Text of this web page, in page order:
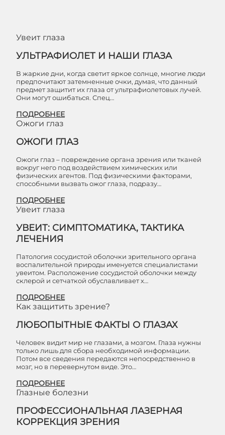
Увеит глаза
УЛЬТРАФИОЛЕТ И НАШИ ГЛАЗА
В жаркие дни, когда светит яркое солнце, многие люди
предпочитают затемненные очки, думая, что данный
предмет защитит их глаза от ультрафиолетовых лучей.
Они могут ошибаться. Спец…
ПОДРОБНЕЕ
Ожоги глаз
ОЖОГИ ГЛАЗ
Ожоги глаз – повреждение органа зрения или тканей
вокруг него под воздействием химических или
физических агентов. Под физическими факторами,
способными вызвать ожог глаза, подразу…
ПОДРОБНЕЕ
Увеит глаза
УВЕИТ: СИМПТОМАТИКА, ТАКТИКА
ЛЕЧЕНИЯ
Патология сосудистой оболочки зрительного органа
воспалительной природы именуется специалистами
увеитом. Расположение сосудистой оболочки между
склерой и сетчаткой обуславливает х…
ПОДРОБНЕЕ
Как защитить зрение?
ЛЮБОПЫТНЫЕ ФАКТЫ О ГЛАЗАХ
Человек видит мир не глазами, а мозгом. Глаза нужны
только лишь для сбора необходимой информации.
Потом все сведения передаются непосредственно в
мозг, но в перевернутом виде. Это…
ПОДРОБНЕЕ
Глазные болезни
ПРОФЕССИОНАЛЬНАЯ ЛАЗЕРНАЯ
КОРРЕКЦИЯ ЗРЕНИЯ